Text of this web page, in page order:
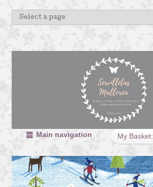
My Basket:
Main navigation